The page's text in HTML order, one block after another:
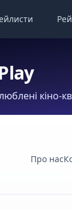
кіно-
Про нас